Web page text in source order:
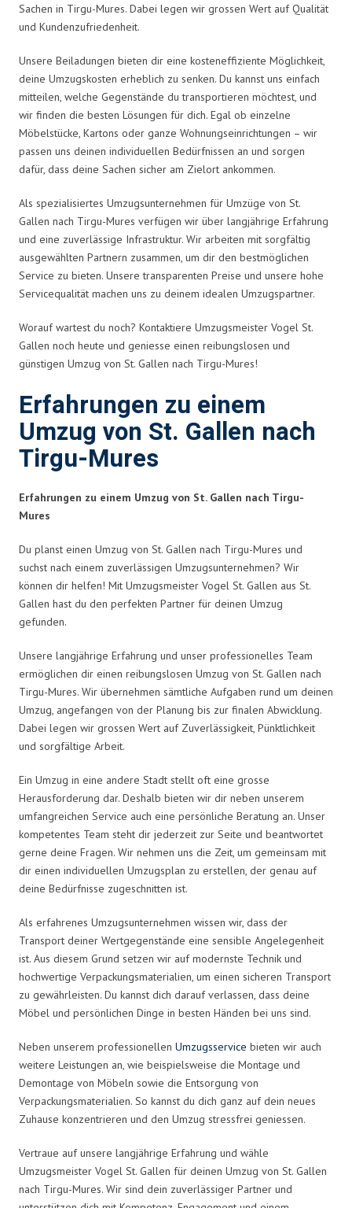
Sachen in Tirgu-Mures. Dabei legen wir grossen Wert auf Qualität
und Kundenzufriedenheit.
Unsere Beiladungen bieten dir eine kosteneffiziente Möglichkeit,
deine Umzugskosten erheblich zu senken. Du kannst uns einfach
mitteilen, welche Gegenstände du transportieren möchtest, und
wir finden die besten Lösungen für dich. Egal ob einzelne
Möbelstücke, Kartons oder ganze Wohnungseinrichtungen – wir
passen uns deinen individuellen Bedürfnissen an und sorgen
dafür, dass deine Sachen sicher am Zielort ankommen.
Als spezialisiertes Umzugsunternehmen für Umzüge von St.
Gallen nach Tirgu-Mures verfügen wir über langjährige Erfahrung
und eine zuverlässige Infrastruktur. Wir arbeiten mit sorgfältig
ausgewählten Partnern zusammen, um dir den bestmöglichen
Service zu bieten. Unsere transparenten Preise und unsere hohe
Servicequalität machen uns zu deinem idealen Umzugspartner.
Worauf wartest du noch? Kontaktiere Umzugsmeister Vogel St.
Gallen noch heute und geniesse einen reibungslosen und
günstigen Umzug von St. Gallen nach Tirgu-Mures!
Erfahrungen zu einem
Umzug von St. Gallen nach
Tirgu-Mures
Erfahrungen zu einem Umzug von St. Gallen nach Tirgu-
Mures
Du planst einen Umzug von St. Gallen nach Tirgu-Mures und
suchst nach einem zuverlässigen Umzugsunternehmen? Wir
können dir helfen! Mit Umzugsmeister Vogel St. Gallen aus St.
Gallen hast du den perfekten Partner für deinen Umzug
gefunden.
Unsere langjährige Erfahrung und unser professionelles Team
ermöglichen dir einen reibungslosen Umzug von St. Gallen nach
Tirgu-Mures. Wir übernehmen sämtliche Aufgaben rund um deinen
Umzug, angefangen von der Planung bis zur finalen Abwicklung.
Dabei legen wir grossen Wert auf Zuverlässigkeit, Pünktlichkeit
und sorgfältige Arbeit.
Ein Umzug in eine andere Stadt stellt oft eine grosse
Herausforderung dar. Deshalb bieten wir dir neben unserem
umfangreichen Service auch eine persönliche Beratung an. Unser
kompetentes Team steht dir jederzeit zur Seite und beantwortet
gerne deine Fragen. Wir nehmen uns die Zeit, um gemeinsam mit
dir einen individuellen Umzugsplan zu erstellen, der genau auf
deine Bedürfnisse zugeschnitten ist.
Als erfahrenes Umzugsunternehmen wissen wir, dass der
Transport deiner Wertgegenstände eine sensible Angelegenheit
ist. Aus diesem Grund setzen wir auf modernste Technik und
hochwertige Verpackungsmaterialien, um einen sicheren Transport
zu gewährleisten. Du kannst dich darauf verlassen, dass deine
Möbel und persönlichen Dinge in besten Händen bei uns sind.
Neben unserem professionellen Umzugsservice bieten wir auch
weitere Leistungen an, wie beispielsweise die Montage und
Demontage von Möbeln sowie die Entsorgung von
Verpackungsmaterialien. So kannst du dich ganz auf dein neues
Zuhause konzentrieren und den Umzug stressfrei geniessen.
Vertraue auf unsere langjährige Erfahrung und wähle
Umzugsmeister Vogel St. Gallen für deinen Umzug von St. Gallen
nach Tirgu-Mures. Wir sind dein zuverlässiger Partner und